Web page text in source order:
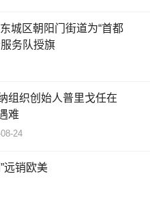
城区朝阳门街道为“首都
务队授旗
组织创始人普里戈任在
难
24
远销欧美